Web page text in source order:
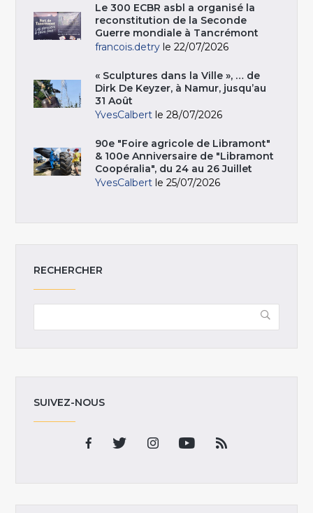
Le 300 ECBR asbl a organisé la
reconstitution de la Seconde
Guerre mondiale à Tancrémont
francois.detry le 22/07/2026
« Sculptures dans la Ville », … de
Dirk De Keyzer, à Namur, jusqu’au
31 Août
YvesCalbert le 28/07/2026
90e "Foire agricole de Libramont"
& 100e Anniversaire de "Libramont
Coopéralia", du 24 au 26 Juillet
YvesCalbert le 25/07/2026
RECHERCHER
SUIVEZ-NOUS